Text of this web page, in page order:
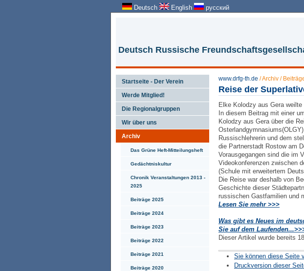
Deutsch English русский
Deutsch Russische
Startseite - Der Verein
Werde Mitglied!
Die Regionalgruppen
Wir über uns
Archiv
Das Grüne Heft-Mitteilungsheft
Gedächtniskultur
Chronik Veranstaltungen 2013 -
2025
Beiträge 2025
Beiträge 2024
Beiträge 2023
Beiträge 2022
Beiträge 2021
Beiträge 2020
www.drfg-th.de /Archiv /
Reise der
Elke Kolodzy aus Gera
In diesem Beitrag mit einer
Kolodzy aus Gera über die
Russischlehrerin und dem
die Partnerstadt Rostow am
Vorausgegangen sind die im
Videokonferenzen zwischen
(Schule mit erweitertem
Die Reise war deshalb von
Geschichte dieser
russischen Gastfamilien und
Lesen Sie mehr >>>
Was gibt es Neues im
Sie auf dem
Dieser Artikel wurde bereits
Sie können diese Seite
Druckversion dieser